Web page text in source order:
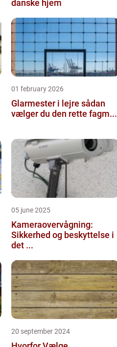
danske hjem
01 february 2026
Glarmester i lejre sådan
vælger du den rette fagm...
05 june 2025
Kameraovervågning:
Sikkerhed og beskyttelse i
det ...
20 september 2024